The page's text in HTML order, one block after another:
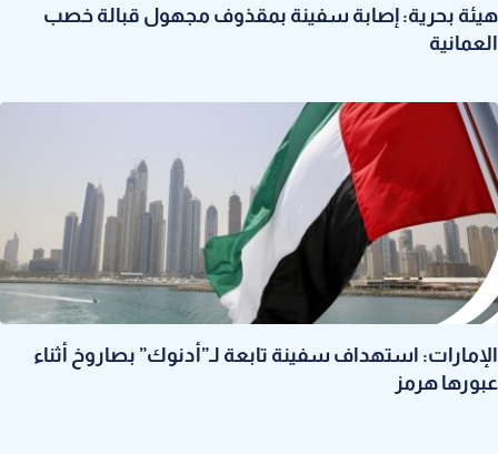
هيئة بحرية: إصابة سفينة بمقذوف مجهول قبالة خصب
العمانية
الإمارات: استهداف سفينة تابعة لـ”أدنوك” بصاروخ أثناء
عبورها هرمز